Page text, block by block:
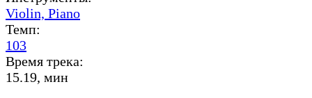
Violin, Piano
Темп:
103
Время трека:
15.19, мин